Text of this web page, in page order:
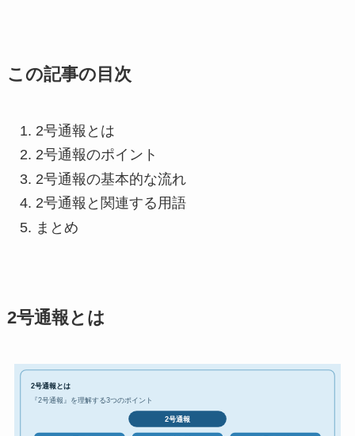
この記事の目次
2号通報とは
2号通報のポイント
2号通報の基本的な流れ
2号通報と関連する用語
まとめ
2号通報とは
2号通報とは
『2号通報』を理解する3つのポイント
2号通報